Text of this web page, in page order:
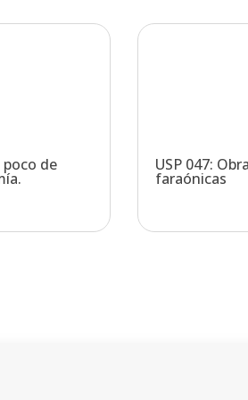
de USP 047:
faraónicas